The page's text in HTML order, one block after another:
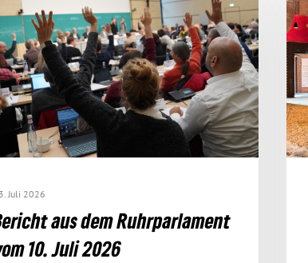
Juli 2026
aus dem Ruhr­par­la­ment
10. Juli 2026